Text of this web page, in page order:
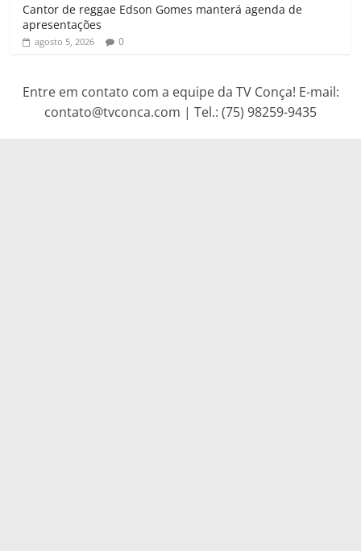
Cantor de reggae Edson Gomes manterá agenda de
apresentações
agosto 5, 2026 0
Entre em contato com a equipe da TV Conça! E-mail:
contato@tvconca.com | Tel.: (75) 98259-9435